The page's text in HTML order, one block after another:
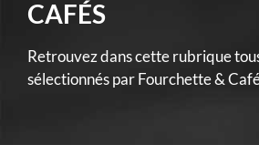
CAFÉS
Retrouvez dans cette rubrique
sélectionnés par Fourchette &